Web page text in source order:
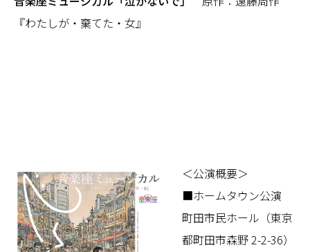
『わたしが・棄てた・女』
＜公演概要＞
■ホームタウン公演
町田市民ホール（東京
都町田市森野 2-2-36）